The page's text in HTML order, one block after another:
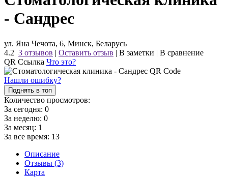
- Сандрес
ул. Яна Чечота, 6, Минск, Беларусь
4.2 3 отзывов | Оставить отзыв | В заметки | В сравнение
QR Ссылка Что это?
Нашли ошибку?
Поднять в топ
Количество просмотров:
За сегодня: 0
За неделю: 0
За месяц: 1
За все время: 13
Описание
Отзывы (3)
Карта